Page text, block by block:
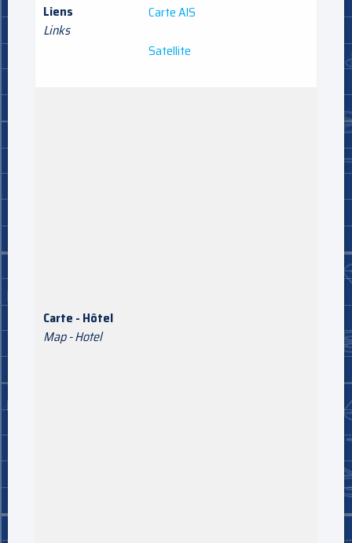
Liens
Links
Carte AIS
Satellite
Carte - Hôtel
Map - Hotel